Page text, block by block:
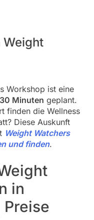
Weight
Workshop ist eine
Minuten geplant.
finden die Wellness
Diese Auskunft
Weight Watchers
und finden.
in